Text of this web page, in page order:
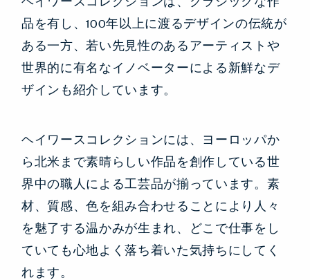
品を有し、100年以上に渡るデザインの伝統が
ある一方、若い先見性のあるアーティストや
世界的に有名なイノベーターによる新鮮なデ
ザインも紹介しています。
ヘイワースコレクションには、ヨーロッパか
ら北米まで素晴らしい作品を創作している世
界中の職人による工芸品が揃っています。素
材、質感、色を組み合わせることにより人々
を魅了する温かみが生まれ、どこで仕事をし
ていても心地よく落ち着いた気持ちにしてく
れます。